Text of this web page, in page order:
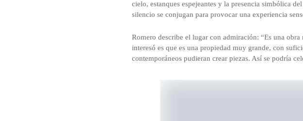
cielo, estanques espejeantes y la presencia simbólica
silencio se conjugan para provocar una experiencia
Romero describe el lugar con admiración: “Es una
interesó es que es una propiedad muy grande, con
contemporáneos pudieran crear piezas. Así se podría